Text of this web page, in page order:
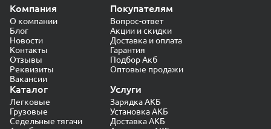
Компания
О компании
Блог
Новости
Контакты
Отзывы
Реквизиты
Вакансии
Покупателям
Вопрос-ответ
Акции и скидки
Доставка и оплата
Гарантия
Подбор Акб
Оптовые продажи
Каталог
Легковые
Грузовые
Седельные тягачи
Услуги
Зарядка АКБ
Установка АКБ
Доставка АКБ